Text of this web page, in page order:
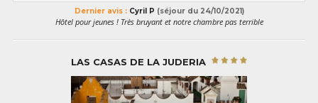
Dernier avis :Cyril P (séjour du 24/10/2021)
Hôtel pour jeunes ! Très bruyant et notre chambre pas terrible
LAS CASAS DE LA JUDERIA